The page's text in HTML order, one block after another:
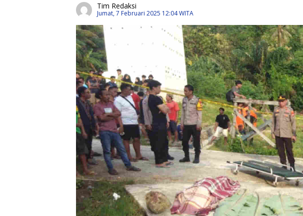
Tim Redaksi
Jumat, 7 Februari 2025 12:04 WITA